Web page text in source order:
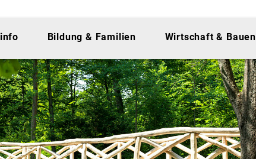
Bildung & Familien Wirtschaft & Bauen